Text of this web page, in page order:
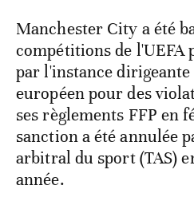
Manchester City a été
compétitions de l'UEFA
par l'instance
européen pour des
ses règlements FFP en
sanction a été annulée
arbitral du sport (TAS)
année.